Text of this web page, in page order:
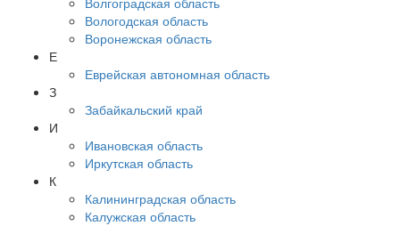
Вологодская область
Воронежская область
Е
Еврейская автономная область
З
Забайкальский край
И
Ивановская область
Иркутская область
К
Калининградская область
Калужская область